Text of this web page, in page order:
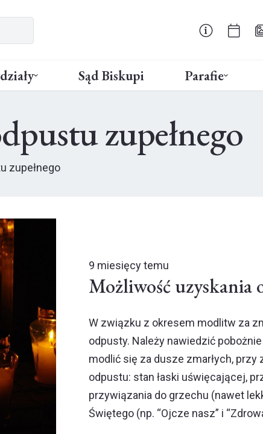
Sąd Biskupi Parafie
zupełnego
zupełnego
9 miesięcy temu
Możliwość uzyskania
W związku z okresem modlitw za
odpusty. Należy nawiedzić
modlić się za dusze zmarłych, przy
odpustu: stan łaski uświęcającej,
przywiązania do grzechu (nawet
Świętego (np. “Ojcze nasz” i